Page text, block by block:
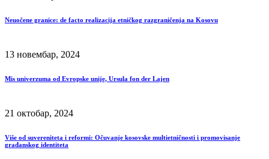
Neuočene granice: de facto realizacija etničkog razgraničenja na Kosovu
13 новембар, 2024
Mis univerzuma od Evropske unije, Ursula fon der Lajen
21 октобар, 2024
Više od suvereniteta i reformi: Očuvanje kosovske multietničnosti i promovisanje
građanskog identiteta